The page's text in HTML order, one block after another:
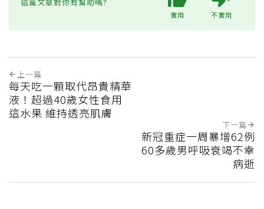
實用 不實用
上一篇
每天吃一顆取代昂貴精華
液！超過40歲女性食用
這水果 維持透亮肌膚
下一篇
新冠重症一周暴增62例
60多歲男呼吸衰竭不幸
病逝